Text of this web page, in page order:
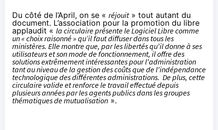
Du côté de l’April, on se « réjouit» tout autant du
document. L’association pour la promotion du libre
applaudit « la circulaire présente le Logiciel Libre comme
un « choix raisonné » qu’il faut diffuser dans tous les
ministères. Elle montre que, par les libertés qu'il donne à ses
utilisateurs et son mode de fonctionnement, il offre des
solutions extrêmement intéressantes pour l'administration
tant au niveau de la gestion des coûts que de l'indépendance
technologique des différentes administrations. De plus, cette
circulaire valide et renforce le travail effectué depuis
plusieurs années par les agents publics dans les groupes
thématiques de mutualisation ».